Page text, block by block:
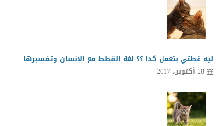
ليه قطتي بتعمل كدا ؟؟ لغة القطط مع الإنسان وتفسيرها
28 أكتوبر، 2017